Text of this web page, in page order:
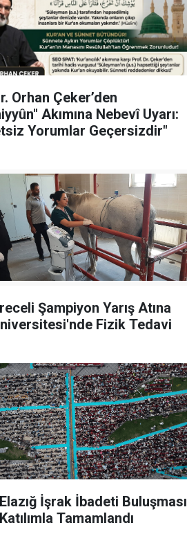
Orhan Çeker’den
Akımına Nebevî Uyarı:
Yorumlar Geçersizdir"
Şampiyon Yarış Atına
Fizik Tedavi
İşrak İbadeti Buluşması
Tamamlandı